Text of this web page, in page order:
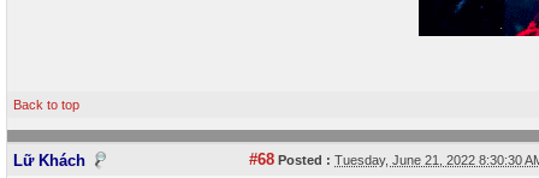
Back to top
Lữ Khách #68 Posted : Tuesday, June 21, 2022 8:30:30